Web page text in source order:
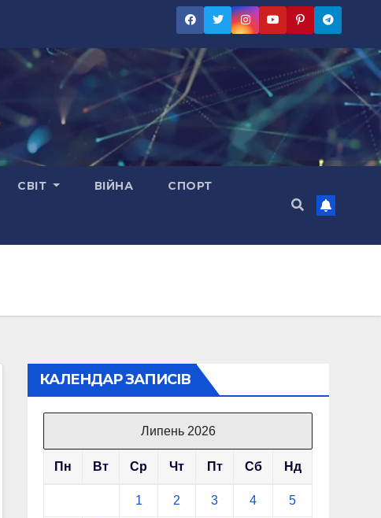
СВІТ ВІЙНА СПОРТ
КАЛЕНДАР ЗАПИСІВ
Липень 2026
Пн Вт Ср Чт Пт Сб Нд
1 2 3 4 5